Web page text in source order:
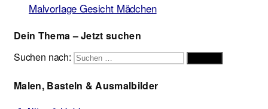
Malvorlage Gesicht Mädchen
Dein Thema – Jetzt suchen
Suchen nach:
Malen, Basteln & Ausmalbilder